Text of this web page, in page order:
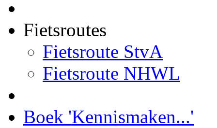
Fietsroutes
Fietsroute StvA
Fietsroute NHWL
Boek 'Kennismaken...'